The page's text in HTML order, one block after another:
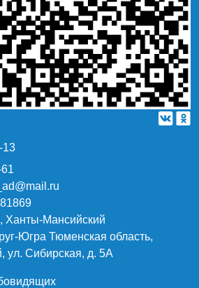
13
Ханты-Мансийский
Югра Тюменская область,
ул. Сибирская, д. 5А